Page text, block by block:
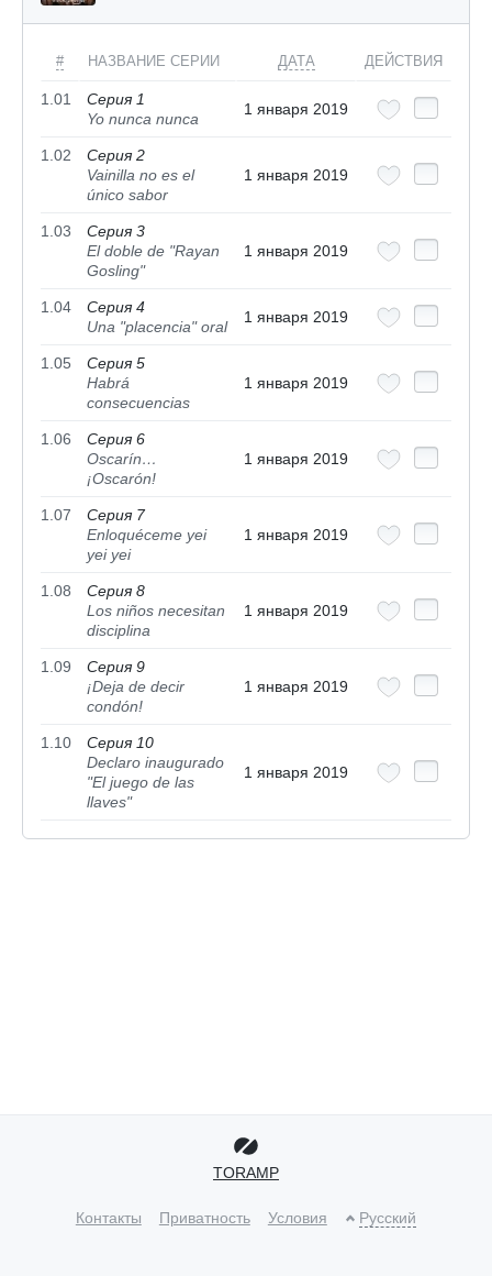
# НАЗВАНИЕ СЕРИИ ДАТА ДЕЙСТВИЯ
1.01
Серия 1
Yo nunca nunca
1 января 2019
1.02
Серия 2
Vainilla no es el
único sabor
1 января 2019
1.03
Серия 3
El doble de "Rayan
Gosling"
1 января 2019
1.04
Серия 4
Una "placencia" oral
1 января 2019
1.05
Серия 5
Habrá
consecuencias
1 января 2019
1.06
Серия 6
Oscarín…
¡Oscarón!
1 января 2019
1.07
Серия 7
Enloquéceme yei
yei yei
1 января 2019
1.08
Серия 8
Los niños necesitan
disciplina
1 января 2019
1.09
Серия 9
¡Deja de decir
condón!
1 января 2019
1.10
Серия 10
Declaro inaugurado
"El juego de las
llaves"
1 января 2019
TORAMP
Контакты Приватность Условия Русский